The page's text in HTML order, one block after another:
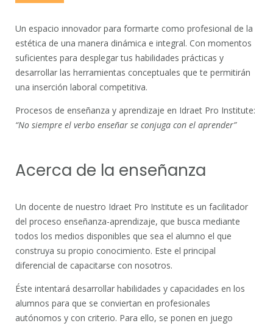
Un espacio innovador para formarte como profesional de la
estética de una manera dinámica e integral. Con momentos
suficientes para desplegar tus habilidades prácticas y
desarrollar las herramientas conceptuales que te permitirán
una inserción laboral competitiva.
Procesos de enseñanza y aprendizaje en Idraet Pro Institute:
“No siempre el verbo enseñar se conjuga con el aprender”
Acerca de la enseñanza
Un docente de nuestro Idraet Pro Institute es un facilitador
del proceso enseñanza-aprendizaje, que busca mediante
todos los medios disponibles que sea el alumno el que
construya su propio conocimiento. Este el principal
diferencial de capacitarse con nosotros.
Éste intentará desarrollar habilidades y capacidades en los
alumnos para que se conviertan en profesionales
autónomos y con criterio. Para ello, se ponen en juego